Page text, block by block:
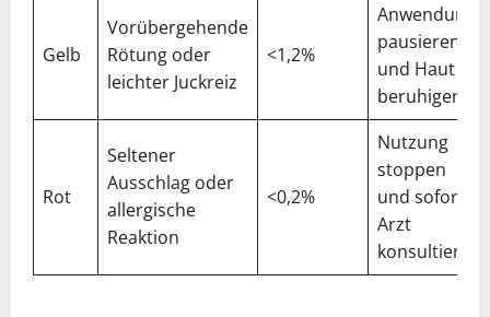
Gelb
Vorübergehende
Rötung oder
leichter Juckreiz
<1,2%
Anwendung
pausieren
und Haut
beruhigen
Rot
Seltener
Ausschlag oder
allergische
Reaktion
<0,2%
Nutzung
stoppen
und sofort
Arzt
konsultieren